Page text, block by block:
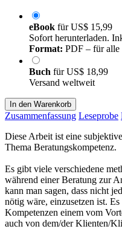
eBook fürUS$ 15,99
Sofort herunterladen.
Format: PDF – für alle
Buch fürUS$ 18,99
Versand weltweit
In den Warenkorb
Zusammenfassung Leseprobe
Diese Arbeit ist eine
Thema Beratungskompetenz.
Es gibt viele verschiedene
während einer Beratung zur
kann man sagen, dass nicht
nötig wäre, einzusetzen ist.
Kompetenzen einem vom
auch von dem/der Klienten/